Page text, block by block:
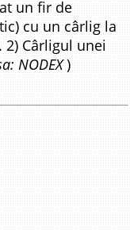
un fir de
cu un cârlig la
Cârligul unei
NODEX)